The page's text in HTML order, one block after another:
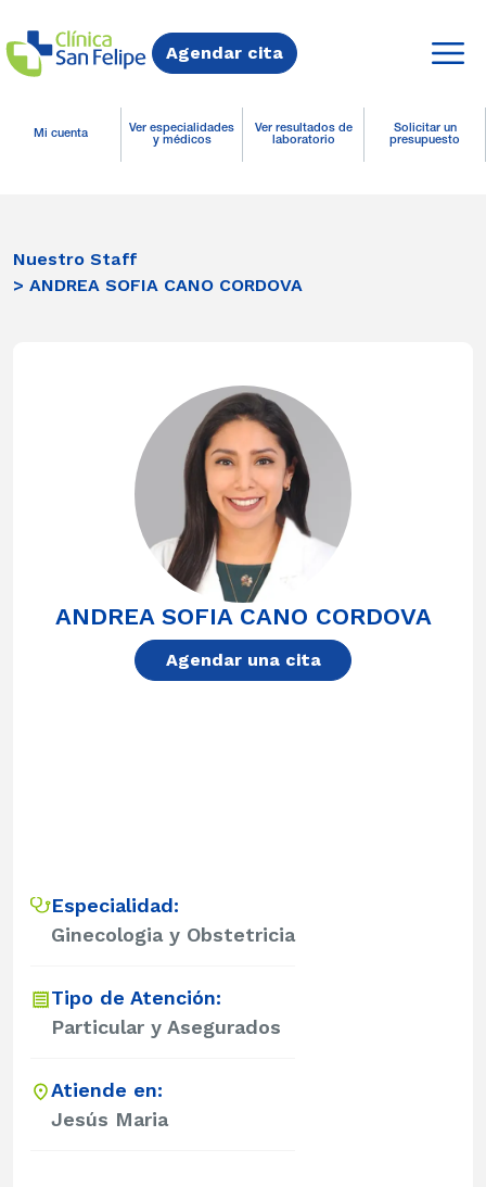
Agendar cita
Mi cuenta
Ver especialidades
y médicos
Ver resultados de
laboratorio
Solicitar un
presupuesto
Nuestro Staff
> ANDREA SOFIA CANO CORDOVA
ANDREA SOFIA CANO CORDOVA
Agendar una cita
Especialidad:
Ginecologia y Obstetricia
Tipo de Atención:
Particular y Asegurados
Atiende en:
Jesús Maria